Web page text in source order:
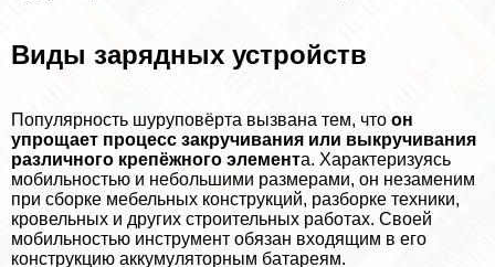
Виды зарядных устройств
Популярность шуруповёрта вызвана тем, что он
упрощает процесс закручивания или выкручивания
различного крепёжного элемента. Хаpaктеризуясь
мобильностью и небольшими размерами, он незаменим
при сборке мебельных конструкций, разборке техники,
кровельных и других строительных работах. Своей
мобильностью инструмент обязан входящим в его
конструкцию аккумуляторным батареям.